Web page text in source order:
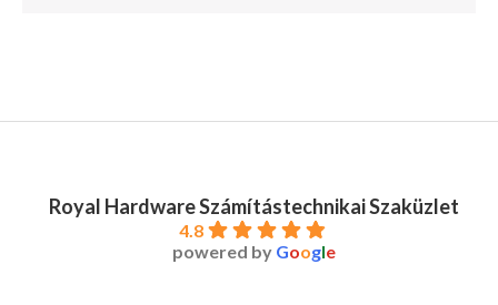
Royal Hardware Számítástechnikai Szaküzlet
4.8
powered by Google